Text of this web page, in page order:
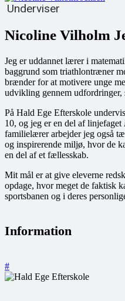
Underviser
Nicoline Vilholm
Jeg er uddannet lærer i
baggrund som triathlontræner
brænder for at motivere unge
udvikling gennem udfordringer,
På Hald Ege Efterskole
10, og jeg er en del af linjefaget
familielærer arbejder jeg også
og inspirerende miljø, hvor de
en del af et fællesskab.
Mit mål er at give eleverne
opdage, hvor meget de faktisk
sportsbanen og i deres
Information
#